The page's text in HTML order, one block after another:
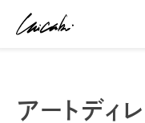
アートディ